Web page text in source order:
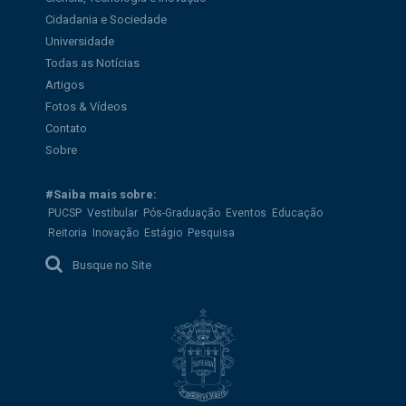
Cidadania e Sociedade
Universidade
Todas as Notícias
Artigos
Fotos & Vídeos
Contato
Sobre
#Saiba mais sobre:
PUCSP Vestibular Pós-Graduação Eventos
Educação
Reitoria
Inovação Estágio Pesquisa
Busque no Site